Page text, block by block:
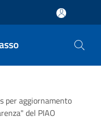
per aggiornamento
del PIAO